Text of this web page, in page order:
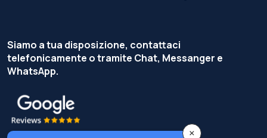
Siamo a tua disposizione, contattaci
telefonicamente o tramite Chat, Messanger e
WhatsApp.
×